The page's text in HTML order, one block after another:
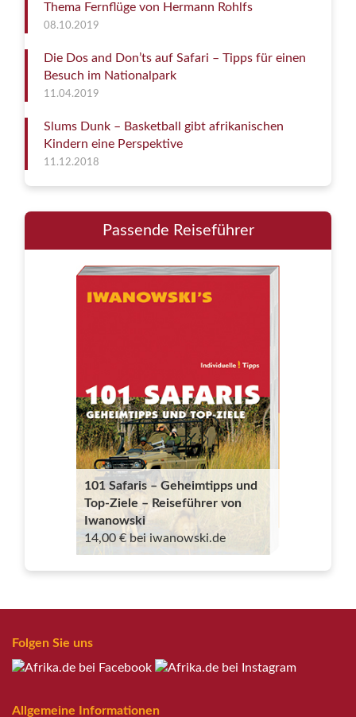
Thema Fernflüge von Hermann Rohlfs
08.10.2019
Die Dos and Don’ts auf Safari – Tipps für einen
Besuch im Nationalpark
11.04.2019
Slums Dunk – Basketball gibt afrikanischen
Kindern eine Perspektive
11.12.2018
Passende Reiseführer
101 Safaris – Geheimtipps und
Top-Ziele – Reiseführer von
Iwanowski
14,00 € bei iwanowski.de
Folgen Sie uns
Allgemeine Informationen